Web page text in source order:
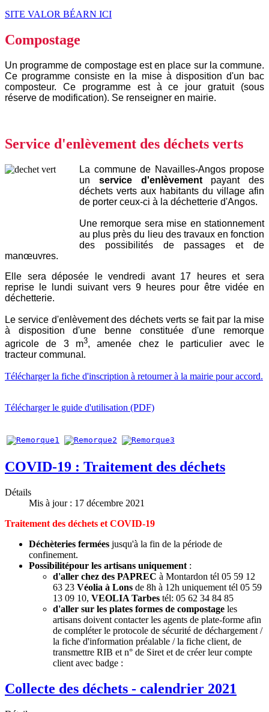
SITE VALOR BÉARN ICI
Compostage
Un programme de compostage est en place sur la commune.
Ce programme consiste en la mise à disposition d'un bac
composteur. Ce programme est à ce jour gratuit (sous
réserve de modification). Se renseigner en mairie.
Service d'enlèvement des déchets verts
La commune de Navailles-Angos propose
un service d'enlèvementpayant des
déchets verts aux habitants du village afin
de porter ceux-ci à la déchetterie d'Angos.
Une remorque sera mise en stationnement
au plus près du lieu des travaux en fonction
des possibilités de passages et de
manœuvres.
Elle sera déposée le vendredi avant 17 heures et sera
reprise le lundi suivant vers 9 heures pour être vidée en
déchetterie.
Le service d'enlèvement des déchets verts se fait par la mise
à disposition d'une benne constituée d'une remorque
agricole de 3 m3, amenée chez le particulier avec le
tracteur communal.
Télécharger la fiche d'inscription à retourner à la mairie pour accord.
Télécharger le guide d'utilisation (PDF)
COVID-19 : Traitement des déchets
Détails
Mis à jour : 17 décembre 2021
Traitement des déchets et COVID-19
Déchèteries fermées jusqu'à la fin de la période de
confinement.
Possibilitépour les artisans uniquement :
d'aller chez des PAPREC à Montardon tél 05 59 12
63 23 Véolia à Lons de 8h à 12h uniquement tél 05 59
13 09 10, VEOLIA Tarbes tél: 05 62 34 84 85
d'aller sur les plates formes de compostage les
artisans doivent contacter les agents de plate-forme afin
de compléter le protocole de sécurité de déchargement /
la fiche d'information préalable / la fiche client, de
transmettre RIB et n° de Siret et de créer leur compte
client avec badge :
Collecte des déchets - calendrier 2021